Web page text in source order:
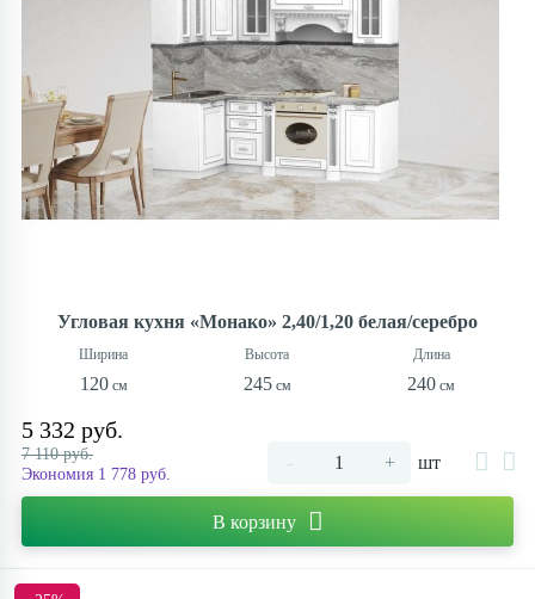
Угловая кухня «Монако» 2,40/1,20 белая/серебро
120 245 240
5 332 руб.
7 110 руб.
Экономия 1 778 руб.
- + шт
В корзину